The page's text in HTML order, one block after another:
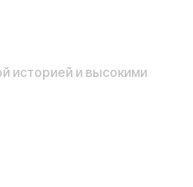
историей и высокими